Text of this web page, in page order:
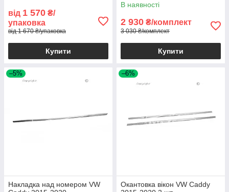
від 1 570 ₴/
упаковка
від 1 670 ₴/упаковка
Купити
В наявності
2 930 ₴/комплект
3 030 ₴/комплект
Купити
–5%
Накладка над номером VW
–6%
Окантовка вікон VW Caddy